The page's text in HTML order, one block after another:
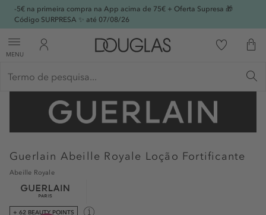
-5€ na primeira compra na App acima de 75€ + Oferta Supresa 🎁
Código SURPRESA ✨ até 07/08/26
MENU
Guerlain Abeille Royale Loção Fortificante
Abeille Royale
+ 62 BEAUTY POINTS